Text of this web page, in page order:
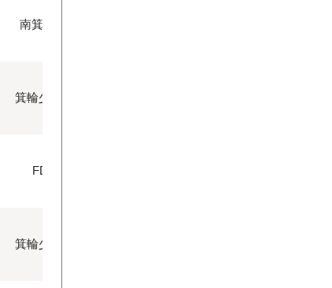
南箕輪FC.Jr
箕輪少年FCJr
FD長地
箕輪少年FCJr